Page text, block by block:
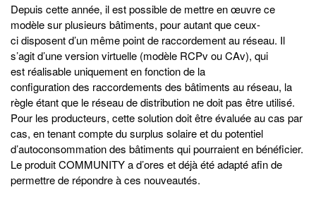
Depuis cette année, il est possible de mettre en œuvre ce
modèle sur plusieurs bâtiments, pour autant que ceux-
ci disposent d’un même point de raccordement au réseau. Il
s’agit d’une version virtuelle (modèle RCPv ou CAv), qui
est réalisable uniquement en fonction de la
configuration des raccordements des bâtiments au réseau, la
règle étant que le réseau de distribution ne doit pas être utilisé.
Pour les producteurs, cette solution doit être évaluée au cas par
cas, en tenant compte du surplus solaire et du potentiel
d’autoconsommation des bâtiments qui pourraient en bénéficier.
Le produit COMMUNITY a d’ores et déjà été adapté afin de
permettre de répondre à ces nouveautés.